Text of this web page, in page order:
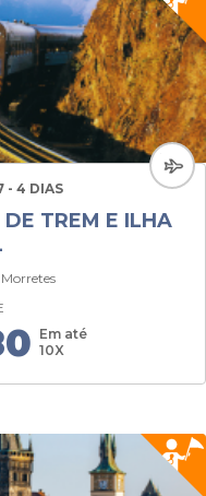
4 DIAS
TREM E ILHA
Em até
10X